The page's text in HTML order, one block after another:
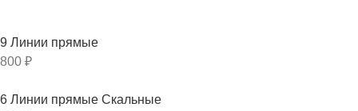
9 Линии прямые
800 ₽
6 Линии прямые Скальные